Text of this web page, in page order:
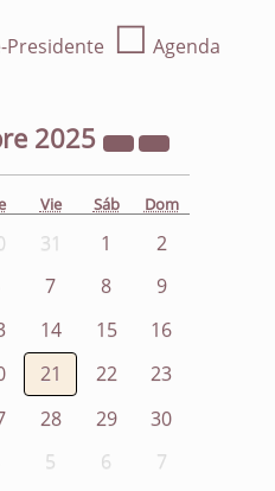
Presidente ☐ Agenda
2025
Vie Sáb Dom
31 1
2
7 8
9
14 15
16
21 22
23
28 29
30
5 6 7